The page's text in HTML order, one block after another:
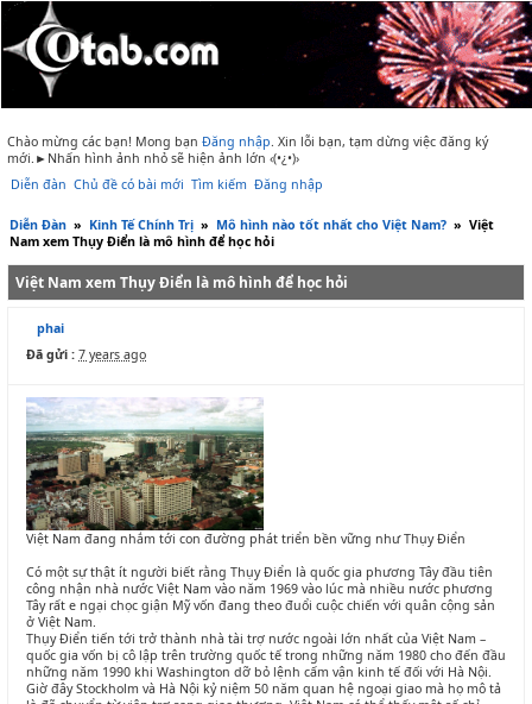
Chào mừng các bạn! Mong bạn Đăng nhập. Xin lỗi bạn, tạm dừng việc đăng ký
mới.►Nhấn hình ảnh nhỏ sẽ hiện ảnh lớn ‹(•¿•)›
Diễn đàn Chủ đề có bài mới Tìm kiếm Đăng nhập
Diễn Đàn » Kinh Tế Chính Trị » Mô hình nào tốt nhất cho Việt Nam? » Việt
Nam xem Thụy Điển là mô hình để học hỏi
Việt Nam xem Thụy Điển là mô hình để học hỏi
phai
Đã gửi : 7 years ago
Việt Nam đang nhắm tới con đường phát triển bền vững như Thụy Điển
Có một sự thật ít người biết rằng Thụy Điển là quốc gia phương Tây đầu tiên
công nhận nhà nước Việt Nam vào năm 1969 vào lúc mà nhiều nước phương
Tây rất e ngại chọc giận Mỹ vốn đang theo đuổi cuộc chiến với quân cộng sản
ở Việt Nam.
Thụy Điển tiến tới trở thành nhà tài trợ nước ngoài lớn nhất của Việt Nam –
quốc gia vốn bị cô lập trên trường quốc tế trong những năm 1980 cho đến đầu
những năm 1990 khi Washington dỡ bỏ lệnh cấm vận kinh tế đối với Hà Nội.
Giờ đây Stockholm và Hà Nội kỷ niệm 50 năm quan hệ ngoại giao mà họ mô tả